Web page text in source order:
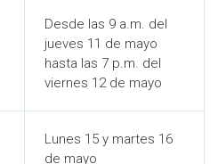
Desde las 9 a.m. del
jueves 11 de mayo
hasta las 7 p.m. del
viernes 12 de mayo
Lunes 15 y martes 16
de mayo